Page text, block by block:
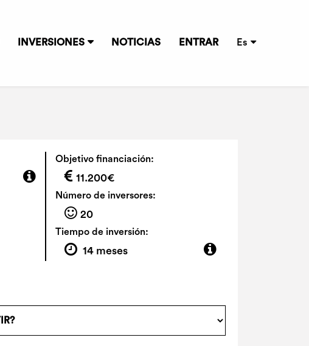
INVERSIONES NOTICIAS ENTRAR Es
Objetivo financiación:
11.200€
Número de inversores:
20
Tiempo de inversión:
14 meses